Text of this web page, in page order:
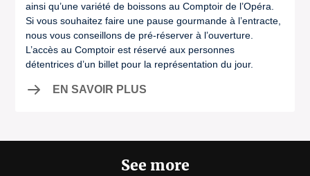
ainsi qu’une variété de boissons au Comptoir de l’Opéra.
Si vous souhaitez faire une pause gourmande à l’entracte,
nous vous conseillons de pré-réserver à l’ouverture.
L’accès au Comptoir est réservé aux personnes
détentrices d’un billet pour la représentation du jour.
EN SAVOIR PLUS
See more